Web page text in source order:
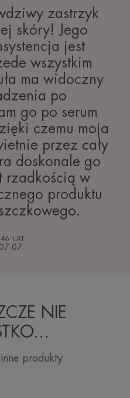
zastrzyk
skóry! Jego
jest
wszystkim
ma widoczny
po
go po serum
czemu moja
przez cały
doskonale go
rzadkością w
produktu
LAT
07
NIE
produkty